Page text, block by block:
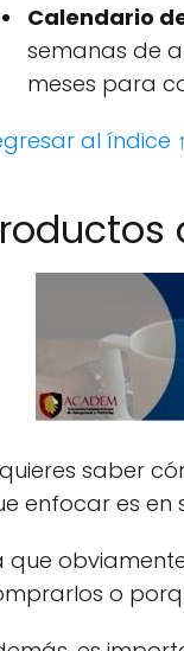
Calendario
semanas de
meses para
al índice ↑
quieres saber
enfocar es
que
o